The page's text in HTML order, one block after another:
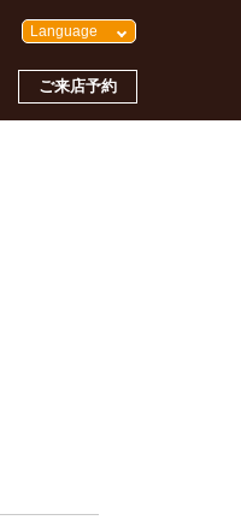
ご来店予約
Language